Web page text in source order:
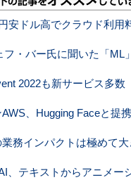
安ドル高でクラウド利
フ・バー氏に聞いた「ML
2022も新サービス多
、Hugging Faceと提
業務インパクトは極めて
、テキストからアニメー